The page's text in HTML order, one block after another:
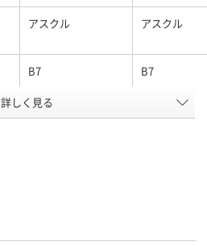
アスクル アスクル
B7 B7
ポリエチレン、
LDPE（ツルツルタイ
低密度ポリ
ン、LDPE（ツ
詳しく見る